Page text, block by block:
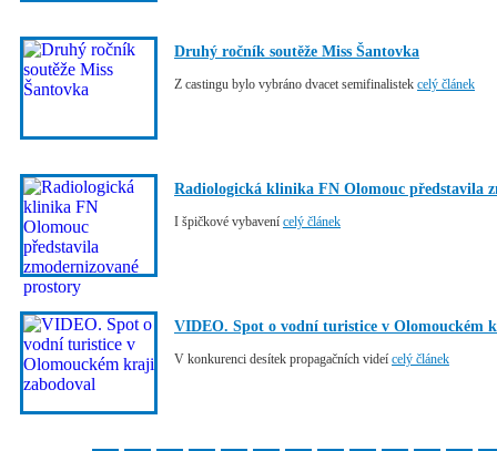
Druhý ročník soutěže Miss Šantovka
Z castingu bylo vybráno dvacet semifinalistek celý článek
Radiologická klinika FN Olomouc představila
I špičkové vybavení celý článek
VIDEO. Spot o vodní turistice v Olomouckém
V konkurenci desítek propagačních videí celý článek